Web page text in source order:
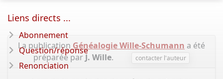
La publication Généalogie Wille-Schumann a été
préparée par J. Wille. contacter l'auteur
Liens directs ...
Abonnement
Question/réponse
Renonciation